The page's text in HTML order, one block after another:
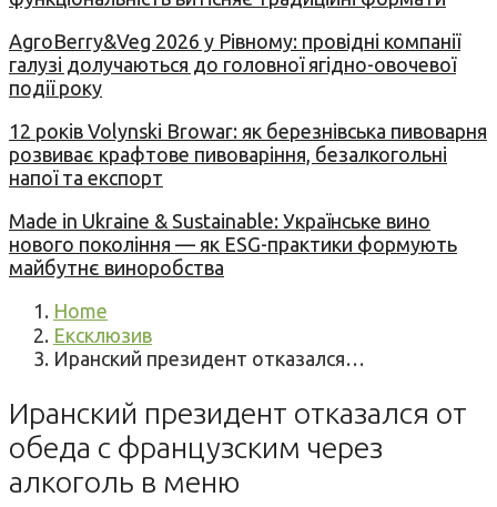
AgroBerry&Veg 2026 у Рівному: провідні компанії
галузі долучаються до головної ягідно-овочевої
події року
12 років Volynski Browar: як березнівська пивоварня
розвиває крафтове пивоваріння, безалкогольні
напої та експорт
Made in Ukraine & Sustainable: Українське вино
нового покоління — як ESG-практики формують
майбутнє виноробства
Home
Ексклюзив
Иранский президент отказался…
Иранский президент отказался от
обеда с французским через
алкоголь в меню